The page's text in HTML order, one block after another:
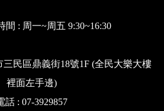
間 : 周一~周五 9:30~16:30
民區鼎義街18號1F (全民大樂大樓
裡面左手邊)
話 : 07-3929857